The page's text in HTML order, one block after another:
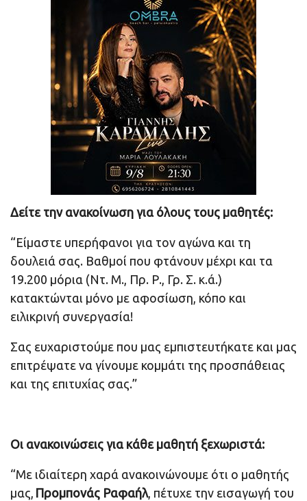
Δείτε την ανακοίνωση για όλους τους μαθητές:
“Είμαστε υπερήφανοι για τον αγώνα και τη
δουλειά σας. Βαθμοί που φτάνουν μέχρι και τα
19.200 μόρια (Ντ. Μ., Πρ. Ρ., Γρ. Σ. κ.ά.)
κατακτώνται μόνο με αφοσίωση, κόπο και
ειλικρινή συνεργασία!
Σας ευχαριστούμε που μας εμπιστευτήκατε και μας
επιτρέψατε να γίνουμε κομμάτι της προσπάθειας
και της επιτυχίας σας.”
Οι ανακοινώσεις για κάθε μαθητή ξεχωριστά:
“Με ιδιαίτερη χαρά ανακοινώνουμε ότι ο μαθητής
μας, Προμπονάς Ραφαήλ, πέτυχε την εισαγωγή του